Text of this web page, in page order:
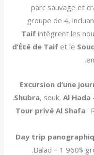
parc sauvage et
groupe de 4,
Taifintègrent les
d’Été de Taifet le
.
Excursion d’une
Shubra, souk, Al Hada
Tour privé Al Shafa:
Day trip
Balad – 1 960$
.